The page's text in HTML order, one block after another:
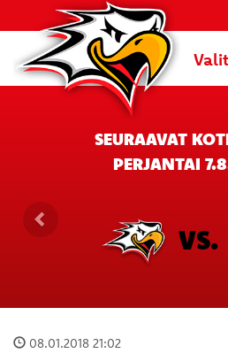
SEURAAVAT
PERJANTAI
VS.
08.01.2018 21:02